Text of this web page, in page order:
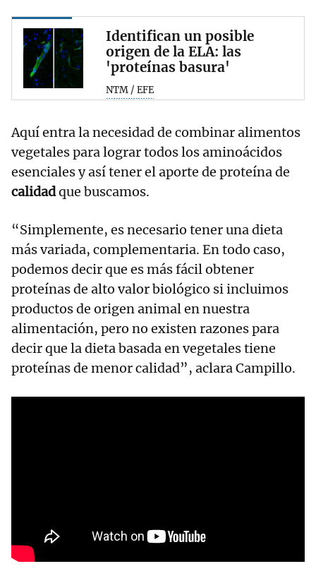
Identifican un posible
origen de la ELA: las
'proteínas basura'
NTM / EFE
Aquí entra la necesidad de combinar alimentos
vegetales para lograr todos los aminoácidos
esenciales y así tener el aporte de proteína de
calidadque buscamos.
“Simplemente, es necesario tener una dieta
más variada, complementaria. En todo caso,
podemos decir que es más fácil obtener
proteínas de alto valor biológico si incluimos
productos de origen animal en nuestra
alimentación, pero no existen razones para
decir que la dieta basada en vegetales tiene
proteínas de menor calidad”, aclara Campillo.